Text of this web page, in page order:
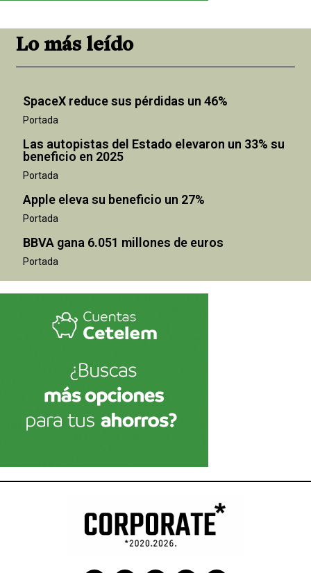
Lo más leído
SpaceX reduce sus pérdidas un 46%
Portada
Las autopistas del Estado elevaron un 33% su
beneficio en 2025
Portada
Apple eleva su beneficio un 27%
Portada
BBVA gana 6.051 millones de euros
Portada